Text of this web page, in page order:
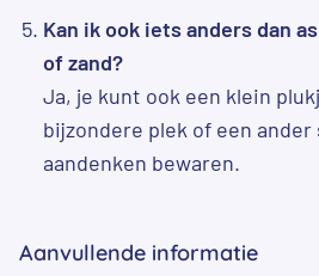
Kan ik ook iets anders dan
of zand?
Ja, je kunt ook een klein
bijzondere plek of een ander
aandenken bewaren.
Aanvullende informatie